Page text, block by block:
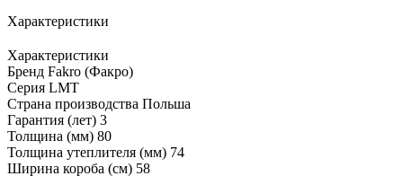
Характеристики
Характеристики
Бренд Fakro (Факро)
Серия LMT
Страна производства Польша
Гарантия (лет) 3
Толщина (мм) 80
Толщина утеплителя (мм) 74
Ширина короба (см) 58